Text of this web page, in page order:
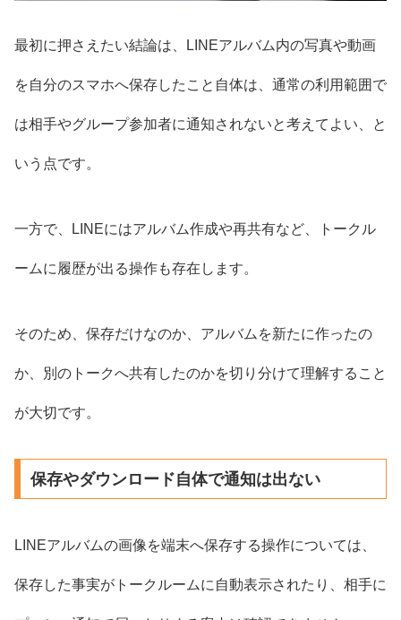
最初に押さえたい結論は、LINEアルバム内の写真や動画
を自分のスマホへ保存したこと自体は、通常の利用範囲で
は相手やグループ参加者に通知されないと考えてよい、と
いう点です。
一方で、LINEにはアルバム作成や再共有など、トークル
ームに履歴が出る操作も存在します。
そのため、保存だけなのか、アルバムを新たに作ったの
か、別のトークへ共有したのかを切り分けて理解すること
が大切です。
保存やダウンロード自体で通知は出ない
LINEアルバムの画像を端末へ保存する操作については、
保存した事実がトークルームに自動表示されたり、相手に